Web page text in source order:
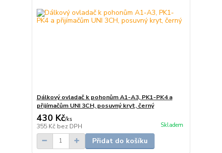
Dálkový ovladač k pohonům A1-A3, PK1-PK4 a
přijímačům UNI 3CH, posuvný kryt, černý
430 Kč/ks
355 Kč bez DPH Skladem
Přidat do košíku